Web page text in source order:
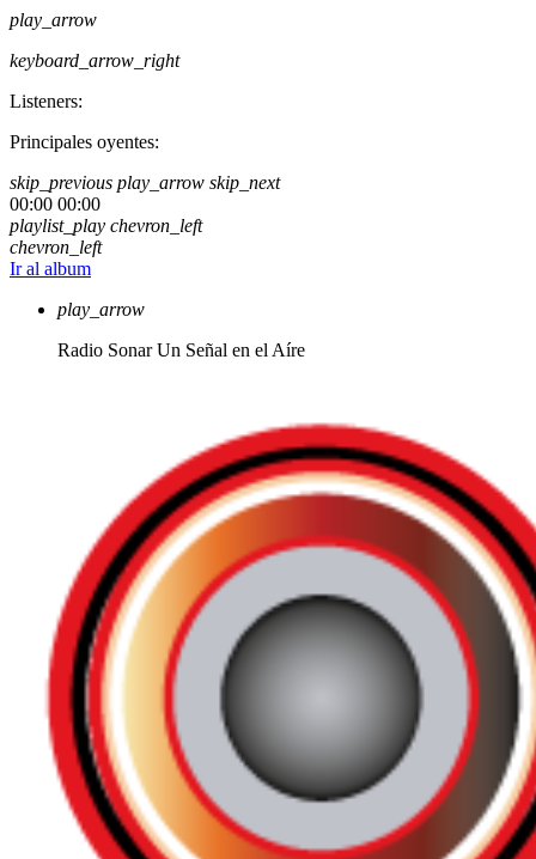
play_arrow
keyboard_arrow_right
Listeners:
Principales oyentes:
skip_previous play_arrow skip_next
00:00 00:00
playlist_play chevron_left
chevron_left
Ir al album
play_arrow
Radio Sonar Un Señal en el Aíre